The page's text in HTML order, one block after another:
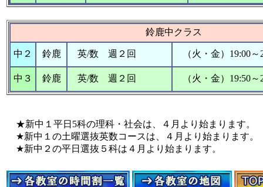
鈴鹿中クラス
中２ 鈴鹿 英/数 週２回 （火・金）19:00～
中３ 鈴鹿 英/数 週２回 （火・金）19:50～
★新中１平日5科の理科・社会は、４月より始まります。
★新中１の土曜選抜英数コースは、４月より始まります。
★新中２の平日選抜５科は４月より始まります。